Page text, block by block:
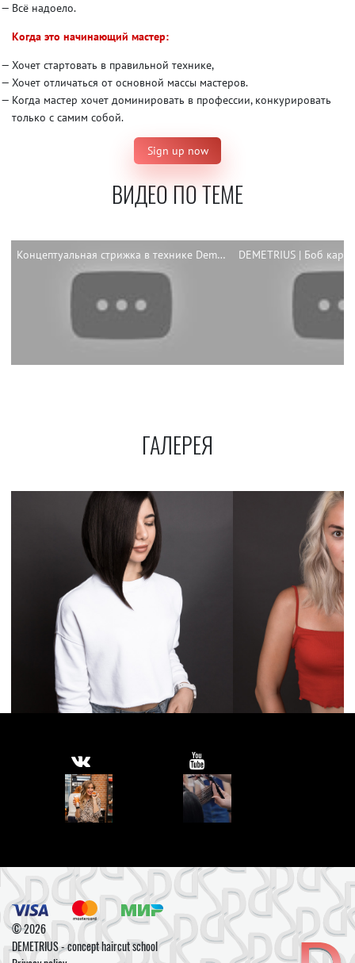
Всё надоело.
Когда это начинающий мастер:
Хочет стартовать в правильной технике,
Хочет отличаться от основной массы мастеров.
Когда мастер хочет доминировать в профессии, конкурировать
только с самим собой.
Sign up now
ВИДЕО ПО ТЕМЕ
Концептуальная стрижка в технике Demetrius
ГАЛЕРЕЯ
© 2026
DEMETRIUS - concept haircut school